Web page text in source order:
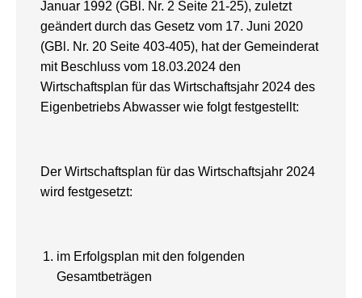
Januar 1992 (GBl. Nr. 2 Seite 21-25), zuletzt
geändert durch das Gesetz vom 17. Juni 2020
(GBl. Nr. 20 Seite 403-405), hat der Gemeinderat
mit Beschluss vom 18.03.2024 den
Wirtschaftsplan für das Wirtschaftsjahr 2024 des
Eigenbetriebs Abwasser wie folgt festgestellt:
Der Wirtschaftsplan für das Wirtschaftsjahr 2024
wird festgesetzt:
im Erfolgsplan mit den folgenden
Gesamtbeträgen